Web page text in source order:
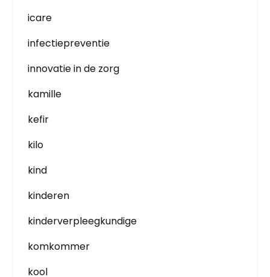
icare
infectiepreventie
innovatie in de zorg
kamille
kefir
kilo
kind
kinderen
kinderverpleegkundige
komkommer
kool